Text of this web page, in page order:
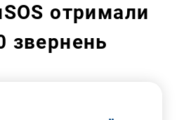
отримали
звернень